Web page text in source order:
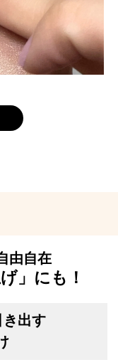
由自在
」にも！
き出す